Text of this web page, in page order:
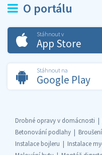
O portálu
Stáhnout v
App Store
Stáhnout na
Google Play
Drobné opravy v domácnosti
Betonování podlahy
Instalace bojleru
Instalace